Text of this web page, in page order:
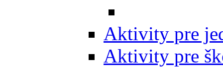
Aktivity pre
Aktivity pre